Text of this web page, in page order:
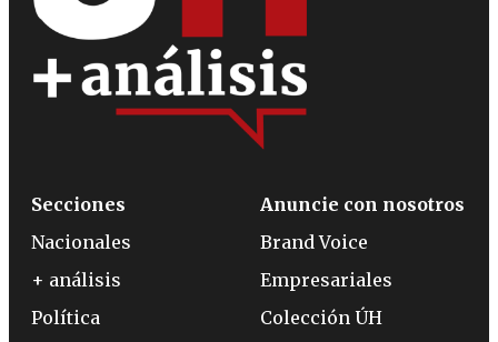
Secciones
Nacionales
+ análisis
Política
Anuncie con nosotros
Brand Voice
Empresariales
Colección ÚH